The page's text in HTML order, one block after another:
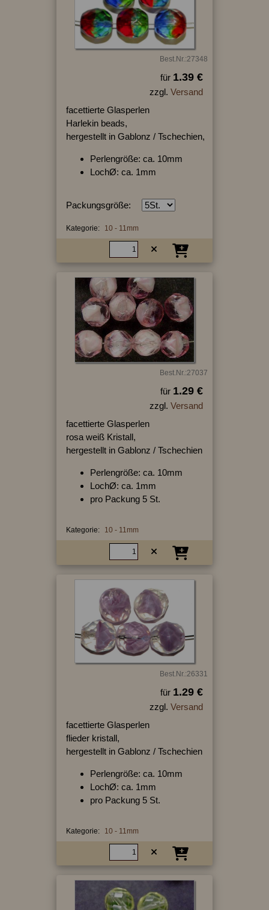
Best.Nr.:27348
für 1.39 €
zzgl. Versand
facettierte Glasperlen
Harlekin beads,
hergestellt in Gablonz / Tschechien,
Perlengröße: ca. 10mm
LochØ: ca. 1mm
Packungsgröße:
Kategorie: 10 - 11mm
Best.Nr.:27037
für 1.29 €
zzgl. Versand
facettierte Glasperlen
rosa weiß Kristall,
hergestellt in Gablonz / Tschechien
Perlengröße: ca. 10mm
LochØ: ca. 1mm
pro Packung 5 St.
Kategorie: 10 - 11mm
Best.Nr.:26331
für 1.29 €
zzgl. Versand
facettierte Glasperlen
flieder kristall,
hergestellt in Gablonz / Tschechien
Perlengröße: ca. 10mm
LochØ: ca. 1mm
pro Packung 5 St.
Kategorie: 10 - 11mm